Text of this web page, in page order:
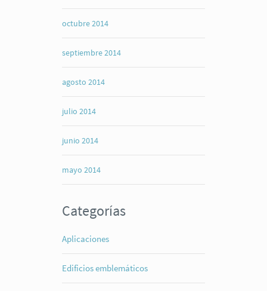
octubre 2014
septiembre 2014
agosto 2014
julio 2014
junio 2014
mayo 2014
Categorías
Aplicaciones
Edificios emblemáticos